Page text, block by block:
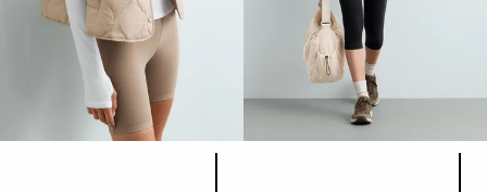
قائمة ألوان المنتج قائمة ألوان المنتج